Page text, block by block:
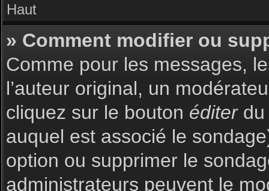
Haut
» Comment modifier ou
Comme pour les messages,
l’auteur original, un
cliquez sur le bouton éditerdu
auquel est associé le
option ou supprimer le
administrateurs peuvent le